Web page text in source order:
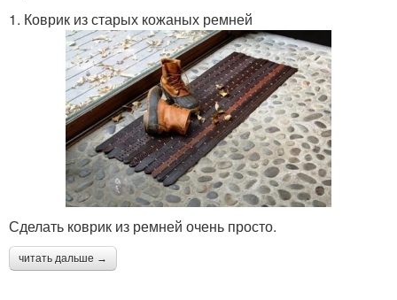
1. Коврик из старых кожаных ремней
Сделать коврик из ремней очень просто.
читать дальше →